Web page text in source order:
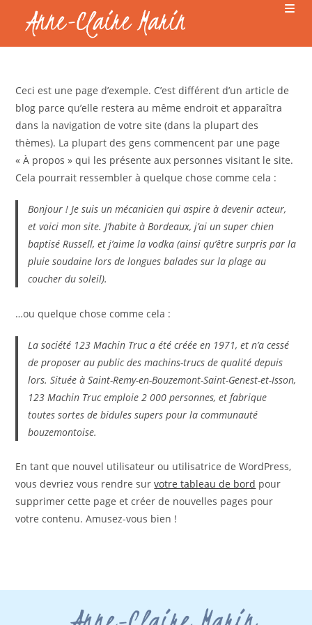
Ceci est une page d’exemple. C’est différent d’un article de
blog parce qu’elle restera au même endroit et apparaîtra
dans la navigation de votre site (dans la plupart des
thèmes). La plupart des gens commencent par une page
« À propos » qui les présente aux personnes visitant le site.
Cela pourrait ressembler à quelque chose comme cela :
Bonjour ! Je suis un mécanicien qui aspire à devenir acteur,
et voici mon site. J’habite à Bordeaux, j’ai un super chien
baptisé Russell, et j’aime la vodka (ainsi qu’être surpris par la
pluie soudaine lors de longues balades sur la plage au
coucher du soleil).
…ou quelque chose comme cela :
La société 123 Machin Truc a été créée en 1971, et n’a cessé
de proposer au public des machins-trucs de qualité depuis
lors. Située à Saint-Remy-en-Bouzemont-Saint-Genest-et-Isson,
123 Machin Truc emploie 2 000 personnes, et fabrique
toutes sortes de bidules supers pour la communauté
bouzemontoise.
En tant que nouvel utilisateur ou utilisatrice de WordPress,
vous devriez vous rendre survotre tableau de bord pour
supprimer cette page et créer de nouvelles pages pour
votre contenu. Amusez-vous bien !